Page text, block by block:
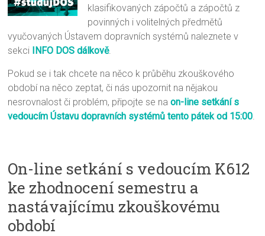
klasifikovaných zápočtů a zápočtů z
povinných i volitelných předmětů
vyučovaných Ústavem dopravních systémů naleznete v
sekci INFO DOS dálkově.
Pokud se i tak chcete na něco k průběhu zkouškového
období na něco zeptat, či nás upozornit na nějakou
nesrovnalost či problém, připojte se naon-line setkání s
vedoucím Ústavu dopravních systémů tento pátek od 15:00.
On-line setkání s vedoucím K612
ke zhodnocení semestru a
nastávajícímu zkouškovému
období